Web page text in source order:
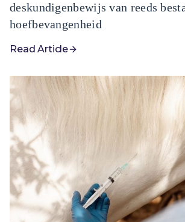
deskundigenbewijs van reeds
hoefbevangenheid
Read Article